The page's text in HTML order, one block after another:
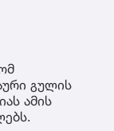
გულის
ამის